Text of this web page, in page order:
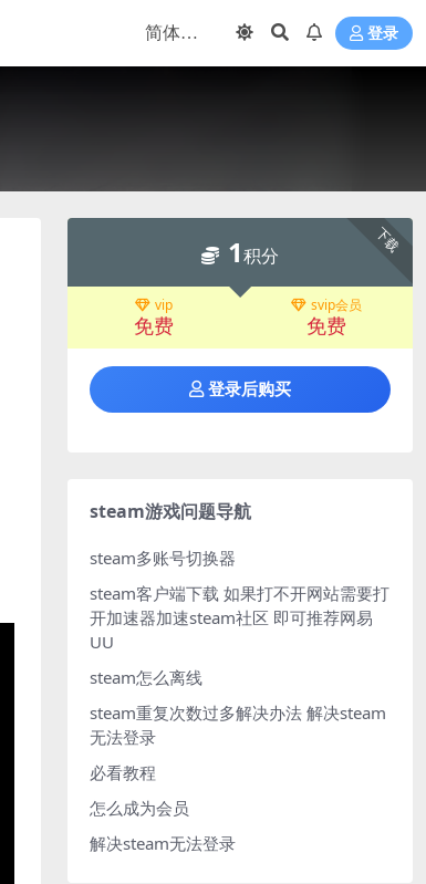
登录
下载
1积分
vip
免费
svip会员
免费
登录后购买
steam游戏问题导航
steam多账号切换器
steam客户端下载 如果打不开网站需要打
开加速器加速steam社区 即可推荐网易
UU
steam怎么离线
steam重复次数过多解决办法 解决steam
无法登录
必看教程
怎么成为会员
解决steam无法登录